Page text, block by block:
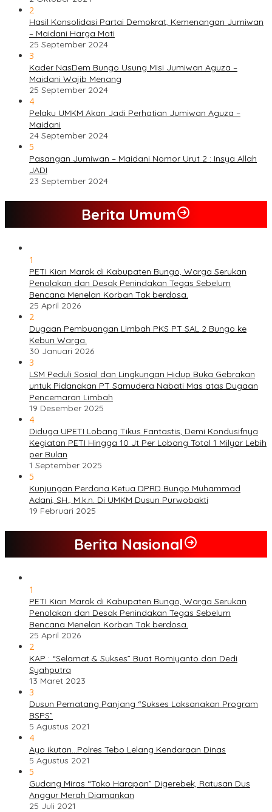
2
Hasil Konsolidasi Partai Demokrat, Kemenangan Jumiwan
– Maidani Harga Mati
25 September 2024
3
Kader NasDem Bungo Usung Misi Jumiwan Aguza –
Maidani Wajib Menang
25 September 2024
4
Pelaku UMKM Akan Jadi Perhatian Jumiwan Aguza –
Maidani
24 September 2024
5
Pasangan Jumiwan – Maidani Nomor Urut 2 : Insya Allah
JADI
23 September 2024
Berita Umum
1
PETI Kian Marak di Kabupaten Bungo, Warga Serukan
Penolakan dan Desak Penindakan Tegas Sebelum
Bencana Menelan Korban Tak berdosa.
25 April 2026
2
Dugaan Pembuangan Limbah PKS PT SAL 2 Bungo ke
Kebun Warga.
30 Januari 2026
3
LSM Peduli Sosial dan Lingkungan Hidup Buka Gebrakan
untuk Pidanakan PT Samudera Nabati Mas atas Dugaan
Pencemaran Limbah
19 Desember 2025
4
Diduga UPETI Lobang Tikus Fantastis, Demi Kondusifnya
Kegiatan PETI Hingga 10 Jt Per Lobang Total 1 Milyar Lebih
per Bulan
1 September 2025
5
Kunjungan Perdana Ketua DPRD Bungo Muhammad
Adani, SH., M.k.n. Di UMKM Dusun Purwobakti
19 Februari 2025
Berita Nasional
1
PETI Kian Marak di Kabupaten Bungo, Warga Serukan
Penolakan dan Desak Penindakan Tegas Sebelum
Bencana Menelan Korban Tak berdosa.
25 April 2026
2
KAP : “Selamat & Sukses” Buat Romiyanto dan Dedi
Syahputra
13 Maret 2023
3
Dusun Pematang Panjang “Sukses Laksanakan Program
BSPS”
5 Agustus 2021
4
Ayo ikutan…Polres Tebo Lelang Kendaraan Dinas
5 Agustus 2021
5
Gudang Miras “Toko Harapan” Digerebek, Ratusan Dus
Anggur Merah Diamankan
25 Juli 2021